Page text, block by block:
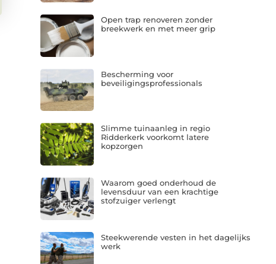
Open trap renoveren zonder
breekwerk en met meer grip
Bescherming voor
beveiligingsprofessionals
Slimme tuinaanleg in regio
Ridderkerk voorkomt latere
kopzorgen
Waarom goed onderhoud de
levensduur van een krachtige
stofzuiger verlengt
Steekwerende vesten in het dagelijks
werk